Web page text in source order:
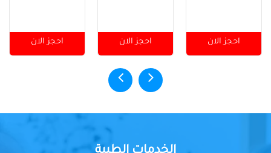
احجز الان احجز الان احجز الان